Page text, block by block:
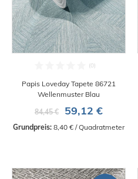
Papis Loveday Tapete 86721
Wellenmuster Blau
84,45 €
59,12 €
Grundpreis: 8,40 € / Quadratmeter